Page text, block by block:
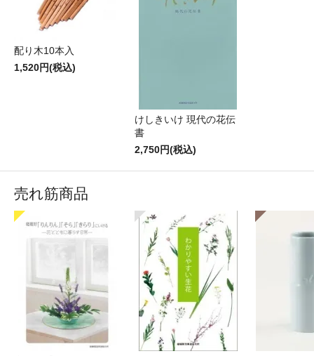
配り木10本入
1,520円(税込)
けしきいけ 現代の花伝
書
2,750円(税込)
売れ筋商品